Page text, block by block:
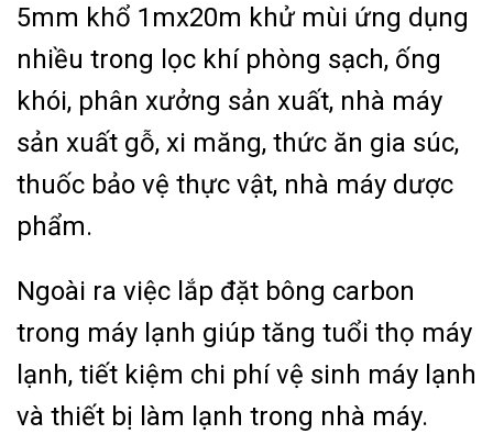
5mm khổ 1mx20m khử mùi ứng dụng
nhiều trong lọc khí phòng sạch, ống
khói, phân xưởng sản xuất, nhà máy
sản xuất gỗ, xi măng, thức ăn gia súc,
thuốc bảo vệ thực vật, nhà máy dược
phẩm.
Ngoài ra việc lắp đặt bông carbon
trong máy lạnh giúp tăng tuổi thọ máy
lạnh, tiết kiệm chi phí vệ sinh máy lạnh
và thiết bị làm lạnh trong nhà máy.